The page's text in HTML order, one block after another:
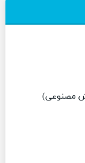
مصنوعی)